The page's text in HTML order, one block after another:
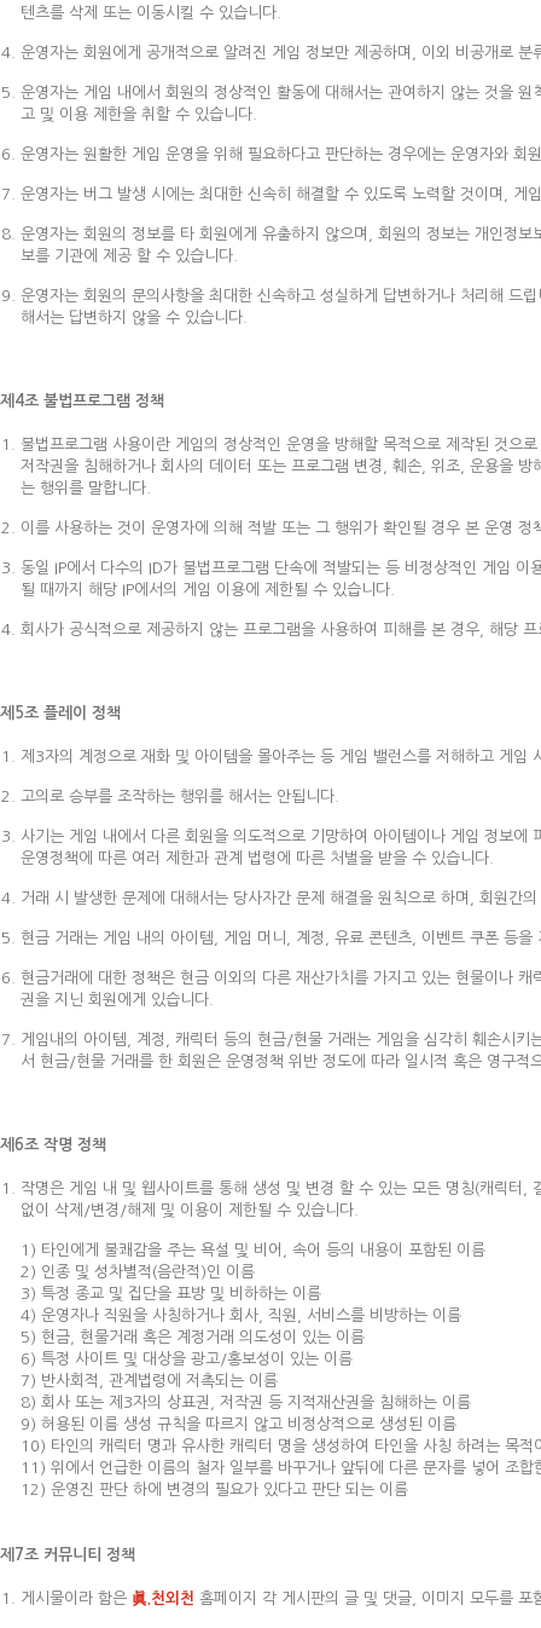
텐츠를 삭제 또는 이동시킬 수 있습니다.
운영자는 회원에게 공개적으로 알려진 게임 정보만 제공하며, 이외 비공개로
운영자는 게임 내에서 회원의 정상적인 활동에 대해서는 관여하지 않는 것을
고 및 이용 제한을 취할 수 있습니다.
운영자는 원활한 게임 운영을 위해 필요하다고 판단하는 경우에는 운영자와
운영자는 버그 발생 시에는 최대한 신속히 해결할 수 있도록 노력할 것이며,
운영자는 회원의 정보를 타 회원에게 유출하지 않으며, 회원의 정보는 개인정
보를 기관에 제공 할 수 있습니다.
운영자는 회원의 문의사항을 최대한 신속하고 성실하게 답변하거나 처리해 드
해서는 답변하지 않을 수 있습니다.
제4조 불법프로그램 정책
불법프로그램 사용이란 게임의 정상적인 운영을 방해할 목적으로 제작된 것으
저작권을 침해하거나 회사의 데이터 또는 프로그램 변경, 훼손, 위조, 운용을
는 행위를 말합니다.
이를 사용하는 것이 운영자에 의해 적발 또는 그 행위가 확인될 경우 본 운영
동일 IP에서 다수의 ID가 불법프로그램 단속에 적발되는 등 비정상적인 게임
될 때까지 해당 IP에서의 게임 이용에 제한될 수 있습니다.
회사가 공식적으로 제공하지 않는 프로그램을 사용하여 피해를 본 경우, 해당
제5조 플레이 정책
제3자의 계정으로 재화 및 아이템을 몰아주는 등 게임 밸런스를 저해하고 게
고의로 승부를 조작하는 행위를 해서는 안됩니다.
사기는 게임 내에서 다른 회원을 의도적으로 기망하여 아이템이나 게임 정보
운영정책에 따른 여러 제한과 관계 법령에 따른 처벌을 받을 수 있습니다.
거래 시 발생한 문제에 대해서는 당사자간 문제 해결을 원칙으로 하며, 회원간
현금 거래는 게임 내의 아이템, 게임 머니, 계정, 유료 콘텐츠, 이벤트 쿠폰 등
현금거래에 대한 정책은 현금 이외의 다른 재산가치를 가지고 있는 현물이나
권을 지닌 회원에게 있습니다.
게임내의 아이템, 계정, 캐릭터 등의 현금/현물 거래는 게임을 심각히 훼손시
서 현금/현물 거래를 한 회원은 운영정책 위반 정도에 따라 일시적 혹은 영구적
제6조 작명 정책
작명은 게임 내 및 웹사이트를 통해 생성 및 변경 할 수 있는 모든 명칭(캐릭터
없이 삭제/변경/해제 및 이용이 제한될 수 있습니다.
1) 타인에게 불쾌감을 주는 욕설 및 비어, 속어 등의 내용이 포함된 이름
2) 인종 및 성차별적(음란적)인 이름
3) 특정 종교 및 집단을 표방 및 비하하는 이름
4) 운영자나 직원을 사칭하거나 회사, 직원, 서비스를 비방하는 이름
5) 현금, 현물거래 혹은 계정거래 의도성이 있는 이름
6) 특정 사이트 및 대상을 광고/홍보성이 있는 이름
7) 반사회적, 관계법령에 저촉되는 이름
8) 회사 또는 제3자의 상표권, 저작권 등 지적재산권을 침해하는 이름
9) 허용된 이름 생성 규칙을 따르지 않고 비정상적으로 생성된 이름
10) 타인의 캐릭터 명과 유사한 캐릭터 명을 생성하여 타인을 사칭 하려는 목
11) 위에서 언급한 이름의 철자 일부를 바꾸거나 앞뒤에 다른 문자를 넣어 조합
12) 운영진 판단 하에 변경의 필요가 있다고 판단 되는 이름
제7조 커뮤니티 정책
게시물이라 함은 眞.천외천 홈페이지 각 게시판의 글 및 댓글, 이미지 모두를 포